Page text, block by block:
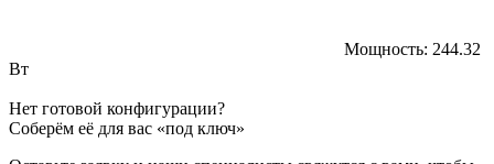
Мощность: 244.32
Вт
Нет готовой конфигурации?
Соберём её для вас «под ключ»